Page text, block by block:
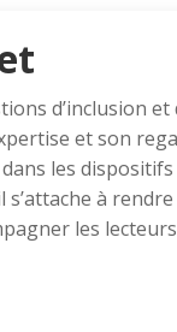
d’inclusion et
et son
les
s’attache à
les